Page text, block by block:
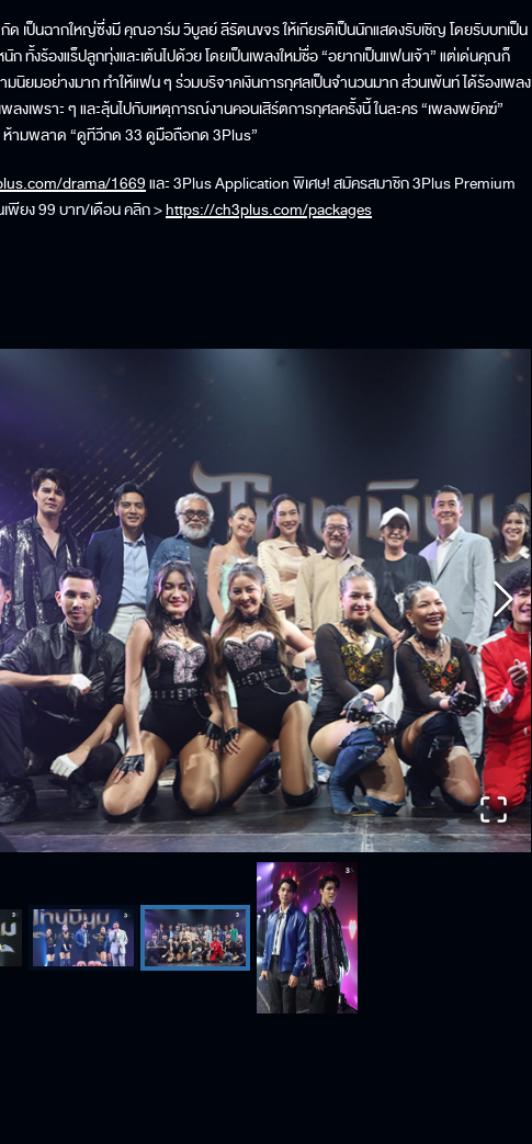
ด เป็นฉากใหญ่ซึ่งมี คุณอาร์ม วิบูลย์ ลีรัตนขจร ให้เกียรติเป็นนักแสดงรับเชิญ โดยรับบทเป็น
งร้องแร็ปลูกทุ่งและเต้นไปด้วย โดยเป็นเพลงใหม่ชื่อ “อยากเป็นแฟนเจ้า” แต่เด่นคุณก็
นิยมอย่างมาก ทำให้แฟน ๆ ร่วมบริจาคเงินการกุศลเป็นจำนวนมาก ส่วนเพ้นท์ ได้ร้องเพลง
ลงเพราะ ๆ และลุ้นไปกับเหตุการณ์งานคอนเสิร์ตการกุศลครั้งนี้ ในละคร “เพลงพยัคฆ์”
ามพลาด “ดูทีวีกด 33 ดูมือถือกด 3Plus”
drama/1669และ 3Plus Application พิเศษ! สมัครสมาชิก 3Plus Premium
พียง 99 บาท/เดือน คลิก >https://ch3plus.com/packages